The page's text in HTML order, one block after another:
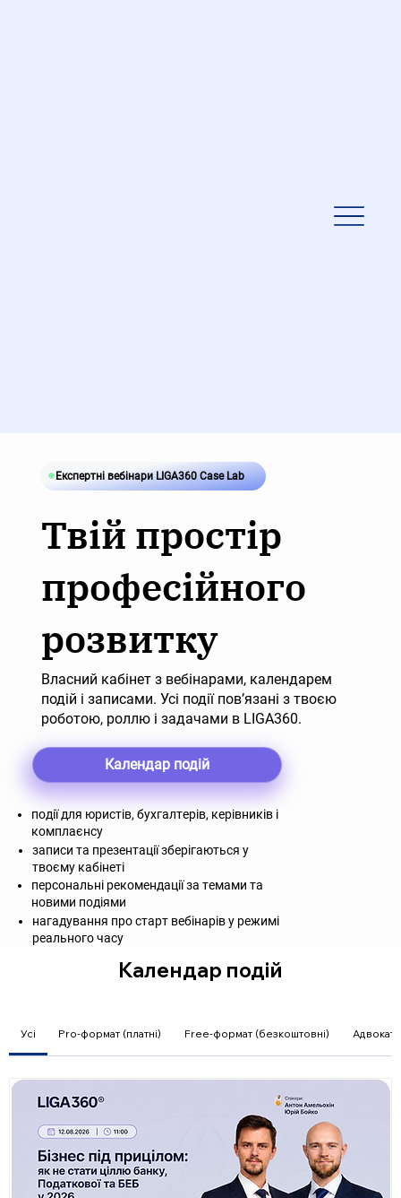
Експертні вебінари LIGA360 Case Lab
Твій простір
професійного
розвитку
Власний кабінет з вебінарами, календарем
подій і записами. Усі події пов’язані з твоєю
роботою, роллю і задачами в LIGA360.
Календар подій
події для юристів, бухгалтерів, керівників і
комплаєнсу
записи та презентації зберігаються у
твоєму кабінеті
персональні рекомендації за темами та
новими подіями
нагадування про старт вебінарів у режимі
реального часу
Календар подій
Усі Pro-формат (платні) Free-формат (безкоштовні)